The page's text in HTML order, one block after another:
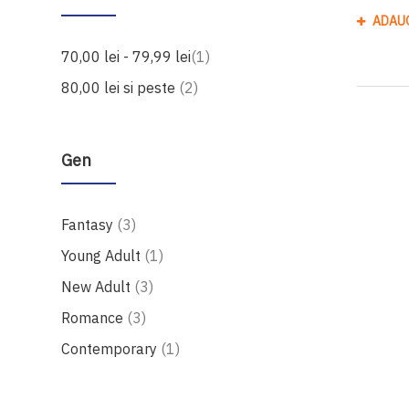
70,00 lei -79,99 lei 1produs
80,00 lei si peste 2produse
Gen
Fantasy 3produse
Young Adult 1produs
New Adult 3produse
Romance 3produse
Contemporary 1produs